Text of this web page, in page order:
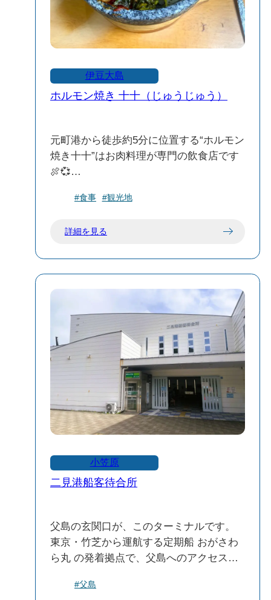
伊豆大島
ホルモン焼き 十十（じゅうじゅう）
元町港から徒歩約5分に位置する“ホルモン
焼き十十”はお肉料理が専門の飲食店です
🍖💞
お昼はカレーやビビンバ丼・チャーシュ
夜はホルモンやハラミ・カルビなどの焼
#食事 #観光地
詳細を見る
小笠原
二見港船客待合所
父島の玄関口が、このターミナルです。
東京・竹芝から運航する定期船 おがさわ
ら丸 の発着拠点で、父島へのアクセスの
母島へ向かう ははじま丸 に乗り継ぐ場合
#父島